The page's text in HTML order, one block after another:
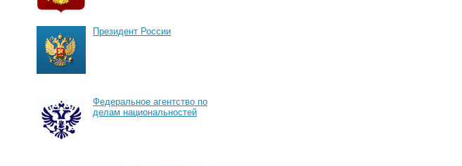
Президент России
Федеральное агентство по
делам национальностей